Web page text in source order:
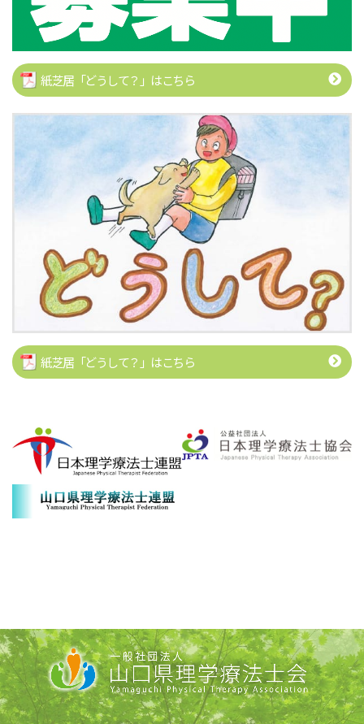
紙芝居「どうして？」はこちら
紙芝居「どうして？」はこちら